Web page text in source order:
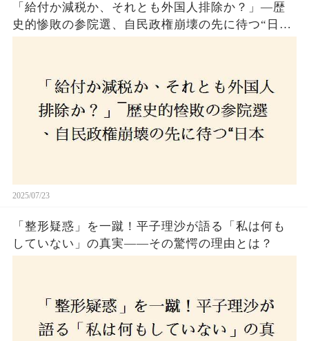
「給付か減税か、それとも外国人排除か？」―歴
史的惨敗の参院選、自民政権崩壊の先に待つ“日本
2025/07/23
「整形疑惑」を一蹴！平子理沙が語る「私は何も
していない」の真実——その驚愕の理由とは？